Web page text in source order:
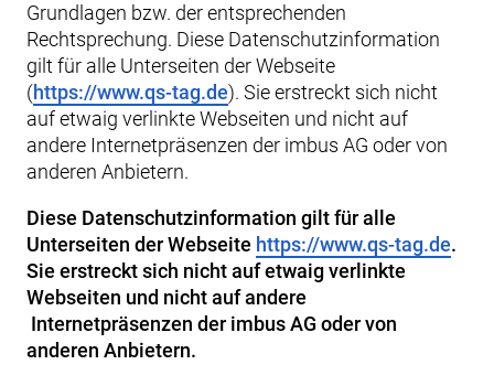
Grundlagen bzw. der entsprechenden
Rechtsprechung. Diese Datenschutzinformation
gilt für alle Unterseiten der Webseite
(https://www.qs-tag.de). Sie erstreckt sich nicht
auf etwaig verlinkte Webseiten und nicht auf
andere Internetpräsenzen der imbus AG oder von
anderen Anbietern.
Diese Datenschutzinformation gilt für alle
Unterseiten der Webseite https://www.qs-tag.de.
Sie erstreckt sich nicht auf etwaig verlinkte
Webseiten und nicht auf andere
Internetpräsenzen der imbus AG oder von
anderen Anbietern.